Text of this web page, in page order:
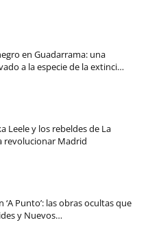
en Guadarrama: una
a la especie de la extinci…
Leele y los rebeldes de La
revolucionar Madrid
Punto’: las obras ocultas que
y Nuevos…